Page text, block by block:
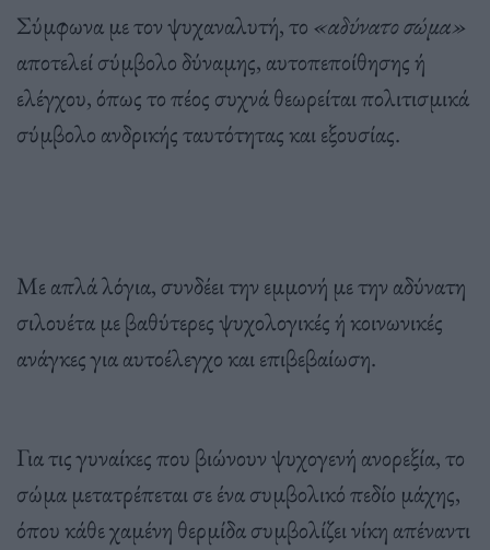
Σύμφωνα με τον ψυχαναλυτή, το «αδύνατο σώμα»
αποτελεί σύμβολο δύναμης, αυτοπεποίθησης ή
ελέγχου, όπως το πέος συχνά θεωρείται πολιτισμικά
σύμβολο ανδρικής ταυτότητας και εξουσίας.
Με απλά λόγια, συνδέει την εμμονή με την αδύνατη
σιλουέτα με βαθύτερες ψυχολογικές ή κοινωνικές
ανάγκες για αυτοέλεγχο και επιβεβαίωση.
Για τις γυναίκες που βιώνουν ψυχογενή ανορεξία, το
σώμα μετατρέπεται σε ένα συμβολικό πεδίο μάχης,
όπου κάθε χαμένη θερμίδα συμβολίζει νίκη απέναντι